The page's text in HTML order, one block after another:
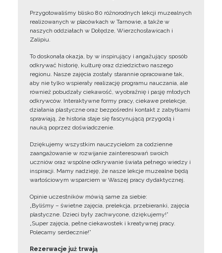
Przygotowaliśmy blisko 80 różnorodnych lekcji muzealnych
realizowanych w placówkach w Tarnowie, a także w
naszych oddziałach w Dołędze, Wierzchosławicach i
Zalipiu.
To doskonała okazja, by w inspirujący i angażujący sposób
odkrywać historię, kulturę oraz dziedzictwo naszego
regionu. Nasze zajęcia zostały starannie opracowane tak,
aby nie tylko wspierały realizację programu nauczania, ale
również pobudzały ciekawość, wyobraźnię i pasję młodych
odkrywców. Interaktywne formy pracy, ciekawe prelekcje,
działania plastyczne oraz bezpośredni kontakt z zabytkami
sprawiają, że historia staje się fascynującą przygodą i
nauką poprzez doświadczenie.
Dziękujemy wszystkim nauczycielom za codzienne
zaangażowanie w rozwijanie zainteresowań swoich
uczniów oraz wspólne odkrywanie świata pełnego wiedzy i
inspiracji. Mamy nadzieję, że nasze lekcje muzealne będą
wartościowym wsparciem w Waszej pracy dydaktycznej.
Opinie uczestników mówią same za siebie:
„Byliśmy – świetne zajęcia, prelekcja, przebieranki, zajęcia
plastyczne. Dzieci były zachwycone, dziękujemy!”
„Super zajęcia, pełne ciekawostek i kreatywnej pracy.
Polecamy serdecznie!”
Rezerwacje już trwają